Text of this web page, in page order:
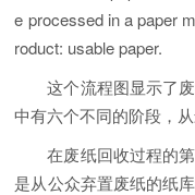
e processed in a paper
roduct: usable paper.
这个流程图显示了
中有六个不同的阶段，
在废纸回收过程的
是从公众弃置废纸的纸